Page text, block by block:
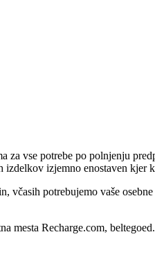
za vse potrebe po polnjenju
izdelkov izjemno enostaven kjer
včasih potrebujemo vaše
mesta Recharge.com,